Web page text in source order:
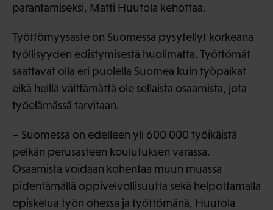
parantamiseksi, Matti Huutola kehottaa.
Työttömyysaste on Suomessa pysytellyt korkeana
työllisyyden edistymisestä huolimatta. Työttömät
saattavat olla eri puolella Suomea kuin työpaikat
eikä heillä välttämättä ole sellaista osaamista, jota
työelämässä tarvitaan.
– Suomessa on edelleen yli 600 000 työikäistä
pelkän perusasteen koulutuksen varassa.
Osaamista voidaan kohentaa muun muassa
pidentämällä oppivelvollisuutta sekä helpottamalla
opiskelua työn ohessa ja työttömänä, Huutola